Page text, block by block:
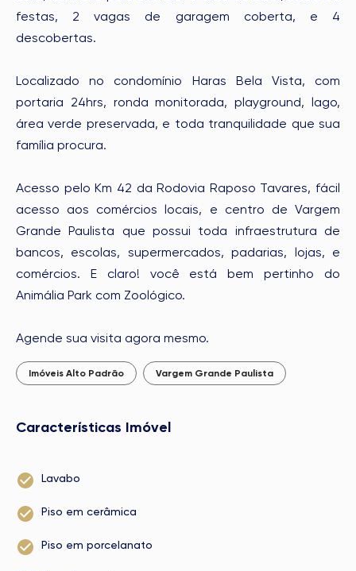
festas, 2 vagas de garagem coberta, e 4
descobertas.
Localizado no condomínio Haras Bela Vista, com
portaria 24hrs, ronda monitorada, playground, lago,
área verde preservada, e toda tranquilidade que sua
família procura.
Acesso pelo Km 42 da Rodovia Raposo Tavares, fácil
acesso aos comércios locais, e centro de Vargem
Grande Paulista que possui toda infraestrutura de
bancos, escolas, supermercados, padarias, lojas, e
comércios. E claro! você está bem pertinho do
Animália Park com Zoológico.
Agende sua visita agora mesmo.
Imóveis Alto Padrão Vargem Grande Paulista
Características Imóvel
Lavabo
Piso em cerâmica
Piso em porcelanato